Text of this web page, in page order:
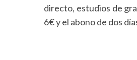
directo, estudios de
6€ y el abono de dos